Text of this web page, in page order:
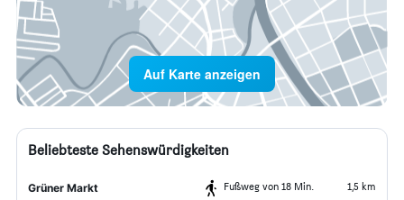
Auf Karte anzeigen
Beliebteste Sehenswürdigkeiten
Grüner Markt Fußweg von 18 Min. 1,5 km